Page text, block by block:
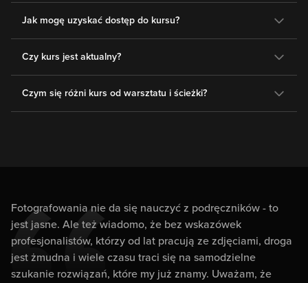
Jak mogę uzyskać dostęp do kursu?
Czy kurs jest aktualny?
Czym się różni kurs od warsztatu i ścieżki?
Fotografowania nie da się nauczyć z podręczników - to
jest jasne. Ale też wiadomo, że bez wskazówek
profesjonalistów, którzy od lat pracują ze zdjęciami, droga
jest żmudna i wiele czasu traci się na samodzielne
szukanie rozwiązań, które my już znamy. Uważam, że